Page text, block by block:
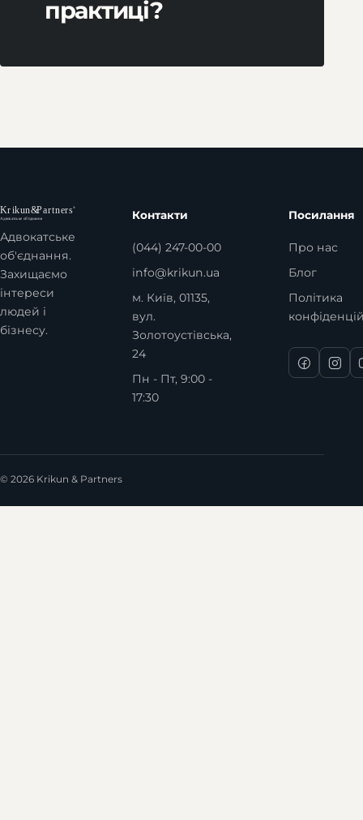
практиці?
Адвокатське
об'єднання.
Захищаємо
інтереси
людей і
бізнесу.
Контакти
(044) 247-00-00
info@krikun.ua
м. Київ, 01135,
вул.
Золотоустівська,
24
Пн - Пт, 9:00 -
17:30
Посилання
Про нас
Блог
Політика
© 2026 Krikun & Partners